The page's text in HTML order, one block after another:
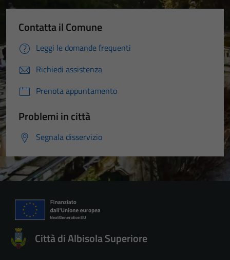
Contatta il Comune
Leggi le domande frequenti
Richiedi assistenza
Prenota appuntamento
Problemi in città
Segnala disservizio
Città di Albisola Superiore